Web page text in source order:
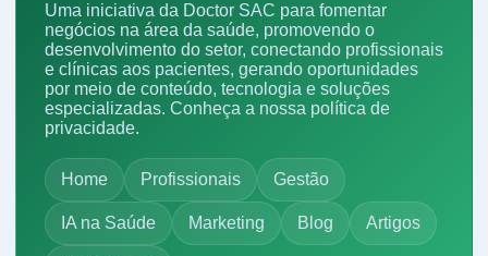
Uma iniciativa da Doctor SAC para fomentar
negócios na área da saúde, promovendo o
desenvolvimento do setor, conectando profissionais
e clínicas aos pacientes, gerando oportunidades
por meio de conteúdo, tecnologia e soluções
especializadas. Conheça a nossa política de
privacidade.
Home Profissionais Gestão
IA na Saúde Marketing Blog Artigos